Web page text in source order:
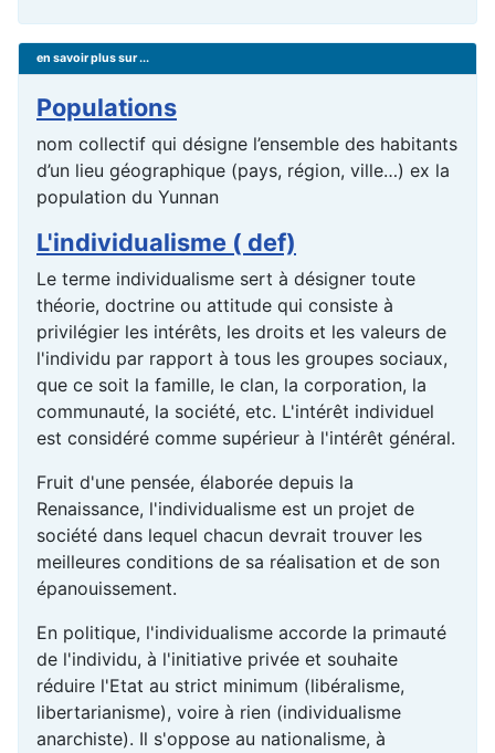
en savoir plus sur ...
Populations
nom collectif qui désigne l’ensemble des habitants
d’un lieu géographique (pays, région, ville…) ex la
population du Yunnan
L'individualisme ( def)
Le terme individualisme sert à désigner toute
théorie, doctrine ou attitude qui consiste à
privilégier les intérêts, les droits et les valeurs de
l'individu par rapport à tous les groupes sociaux,
que ce soit la famille, le clan, la corporation, la
communauté, la société, etc. L'intérêt individuel
est considéré comme supérieur à l'intérêt général.
Fruit d'une pensée, élaborée depuis la
Renaissance, l'individualisme est un projet de
société dans lequel chacun devrait trouver les
meilleures conditions de sa réalisation et de son
épanouissement.
En politique, l'individualisme accorde la primauté
de l'individu, à l'initiative privée et souhaite
réduire l'Etat au strict minimum (libéralisme,
libertarianisme), voire à rien (individualisme
anarchiste). Il s'oppose au nationalisme, à